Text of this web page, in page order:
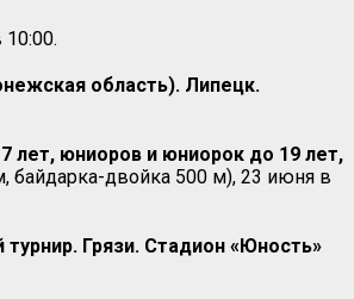
область). Липецк.
юниоров и юниорок до 19 лет,
байдарка-двойка 500 м), 23 июня в
Грязи. Стадион «Юность»